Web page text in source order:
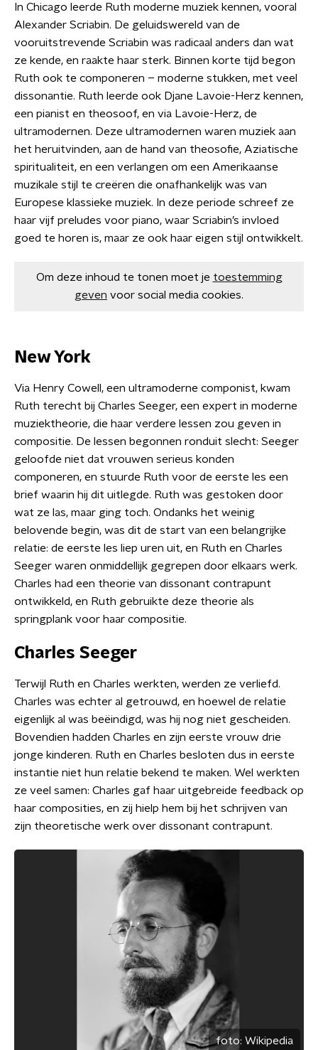
In Chicago leerde Ruth moderne muziek kennen, vooral
Alexander Scriabin. De geluidswereld van de
vooruitstrevende Scriabin was radicaal anders dan wat
ze kende, en raakte haar sterk. Binnen korte tijd begon
Ruth ook te componeren – moderne stukken, met veel
dissonantie. Ruth leerde ook Djane Lavoie-Herz kennen,
een pianist en theosoof, en via Lavoie-Herz, de
ultramodernen. Deze ultramodernen waren muziek aan
het heruitvinden, aan de hand van theosofie, Aziatische
spiritualiteit, en een verlangen om een Amerikaanse
muzikale stijl te creëren die onafhankelijk was van
Europese klassieke muziek. In deze periode schreef ze
haar vijf preludes voor piano, waar Scriabin’s invloed
goed te horen is, maar ze ook haar eigen stijl ontwikkelt.
Om deze inhoud te tonen moet je toestemming
geven voor social media cookies.
New York
Via Henry Cowell, een ultramoderne componist, kwam
Ruth terecht bij Charles Seeger, een expert in moderne
muziektheorie, die haar verdere lessen zou geven in
compositie. De lessen begonnen ronduit slecht: Seeger
geloofde niet dat vrouwen serieus konden
componeren, en stuurde Ruth voor de eerste les een
brief waarin hij dit uitlegde. Ruth was gestoken door
wat ze las, maar ging toch. Ondanks het weinig
belovende begin, was dit de start van een belangrijke
relatie: de eerste les liep uren uit, en Ruth en Charles
Seeger waren onmiddellijk gegrepen door elkaars werk.
Charles had een theorie van dissonant contrapunt
ontwikkeld, en Ruth gebruikte deze theorie als
springplank voor haar compositie.
Charles Seeger
Terwijl Ruth en Charles werkten, werden ze verliefd.
Charles was echter al getrouwd, en hoewel de relatie
eigenlijk al was beëindigd, was hij nog niet gescheiden.
Bovendien hadden Charles en zijn eerste vrouw drie
jonge kinderen. Ruth en Charles besloten dus in eerste
instantie niet hun relatie bekend te maken. Wel werkten
ze veel samen: Charles gaf haar uitgebreide feedback op
haar composities, en zij hielp hem bij het schrijven van
zijn theoretische werk over dissonant contrapunt.
foto: Wikipedia